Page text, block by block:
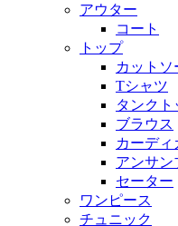
アウター
コート
トップ
カットソ
Tシャツ
タンクト
ブラウス
カーディ
アンサン
セーター
ワンピース
チュニック